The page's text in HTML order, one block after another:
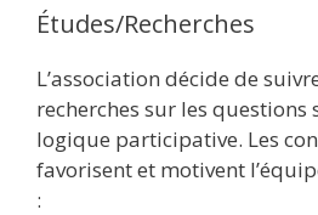
Études/Recherches
L’association décide de
recherches sur les questions
logique participative. Les
favorisent et motivent
: